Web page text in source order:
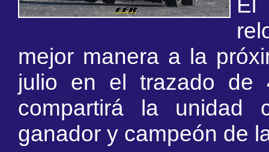
mejor manera a la
julio en el trazado de
compartirá la unidad
ganador y campeón de